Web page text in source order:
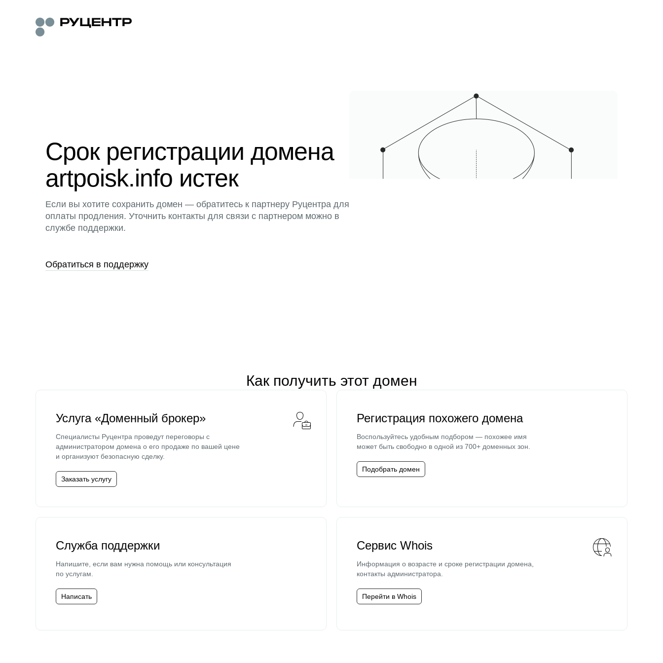
Срок регистрации домена
artpoisk.info истек
Если вы хотите сохранить домен — обратитесь к партнеру Руцентра для
оплаты продления. Уточнить контакты для связи с партнером можно в
службе поддержки.
Обратиться в поддержку
Как получить этот домен
Услуга «Доменный брокер»
Специалисты Руцентра проведут переговоры с
администратором домена о его продаже по вашей цене
и организуют безопасную сделку.
Заказать услугу
Регистрация похожего домена
Воспользуйтесь удобным подбором — похожее имя
может быть свободно в одной из 700+ доменных зон.
Подобрать домен
Служба поддержки
Напишите, если вам нужна помощь или консультация
по услугам.
Написать
Сервис Whois
Информация о возрасте и сроке регистрации домена,
контакты администратора.
Перейти в Whois